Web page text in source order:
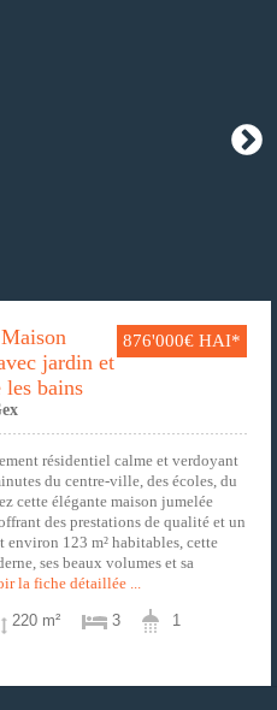
876'000€ HAI*
jardin et
les bains
résidentiel calme et verdoyant
du centre-ville, des écoles, du
cette élégante maison jumelée
des prestations de qualité et un
123 m² habitables, cette
ses beaux volumes et sa
la fiche détaillée ...
220 m² 3
1